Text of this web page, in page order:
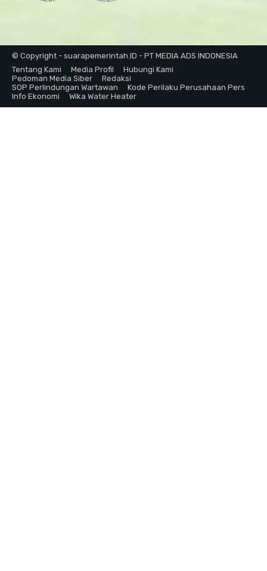
© Copyright - suarapemerintah.ID - PT MEDIA ADS INDONESIA
Tentang Kami
Media Profil
Hubungi Kami
Pedoman Media Siber
Redaksi
SOP Perlindungan Wartawan
Kode Perilaku Perusahaan Pers
Info Ekonomi
Wika Water Heater